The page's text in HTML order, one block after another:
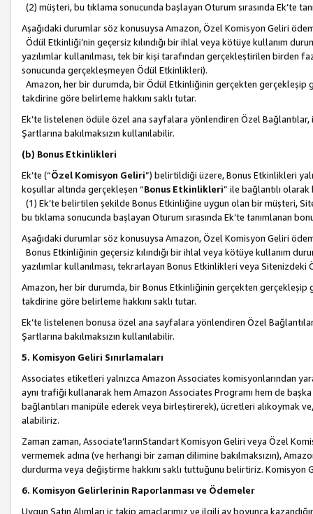
(2) müşteri, bu tıklama sonucunda başlayan Oturum sırasında Ek’te
Aşağıdaki durumlar söz konusuysa Amazon, Özel Komisyon Geliri
Ödül Etkinliği’nin geçersiz kılındığı bir ihlal veya kötüye kullanım
yazılımlar kullanılması, tek bir kişi tarafından gerçekleştirilen
sonucunda gerçekleşmeyen Ödül Etkinlikleri).
Amazon, her bir durumda, bir Ödül Etkinliğinin gerçekten gerçekleşip
takdirine göre belirleme hakkını saklı tutar.
Ek’te listelenen ödüle özel ana sayfalara yönlendiren Özel
Şartlarına bakılmaksızın kullanılabilir.
(b) Bonus Etkinlikleri
Ek’te (“Özel Komisyon Geliri”) belirtildiği üzere, Bonus Etkinlikleri
koşullar altında gerçekleşen “Bonus Etkinlikleri” ile bağlantılı olarak
(1) Ek’te belirtilen şekilde Bonus Etkinliğine uygun olan bir müşteri,
bu tıklama sonucunda başlayan Oturum sırasında Ek’te tanımlanan
Aşağıdaki durumlar söz konusuysa Amazon, Özel Komisyon Geliri
Bonus Etkinliğinin geçersiz kılındığı bir ihlal veya kötüye kullanım
yazılımlar kullanılması, tekrarlayan Bonus Etkinlikleri veya
Amazon, her bir durumda, bir Bonus Etkinliğinin gerçekten gerçekleşip
takdirine göre belirleme hakkını saklı tutar.
Ek’te listelenen bonusa özel ana sayfalara yönlendiren Özel
Şartlarına bakılmaksızın kullanılabilir.
5. Komisyon Geliri Sınırlamaları
Associates etiketleri yalnızca Amazon Associates komisyonlarından
aynı trafiği kullanarak hem Amazon Associates Programı hem de
bağlantıları manipüle ederek veya birleştirerek), ücretleri alıkoymak
alabiliriz.
Zaman zaman, Associate’larınStandart Komisyon Geliri veya Özel
vermemek adına (ve herhangi bir zaman dilimine bakılmaksızın),
durdurma veya değiştirme hakkını saklı tuttuğunu belirtiriz. Komisyon
6. Komisyon Gelirlerinin Raporlanması ve Ödemeler
Uygun Satın Alımları iç takip amaçlarımız ve ilgili ay boyunca